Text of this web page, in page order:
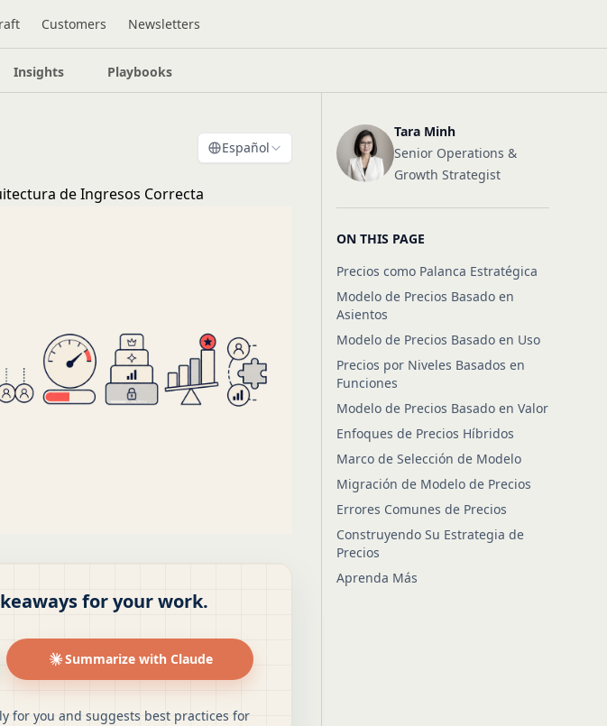
Customers Newsletters
Insights Playbooks
Español
de Ingresos Correcta
for your work.
Summarize with Claude
for you and suggests best practices for
Tara Minh
Senior Operations &
Growth Strategist
ON THIS PAGE
Precios como Palanca Estratégica
Modelo de Precios Basado en
Asientos
Modelo de Precios Basado en Uso
Precios por Niveles Basados en
Funciones
Modelo de Precios Basado en Valor
Enfoques de Precios Híbridos
Marco de Selección de Modelo
Migración de Modelo de Precios
Errores Comunes de Precios
Construyendo Su Estrategia de
Precios
Aprenda Más